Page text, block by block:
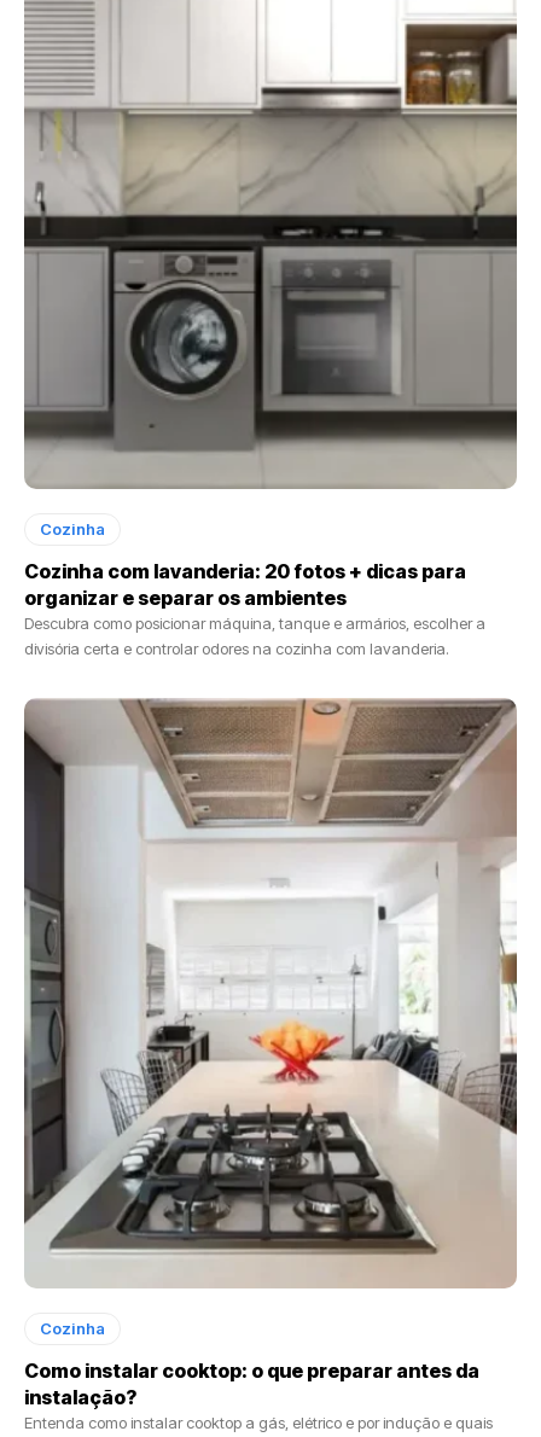
Cozinha
Cozinha com lavanderia: 20 fotos + dicas para
organizar e separar os ambientes
Descubra como posicionar máquina, tanque e armários, escolher a
divisória certa e controlar odores na cozinha com lavanderia.
Cozinha
Como instalar cooktop: o que preparar antes da
instalação?
Entenda como instalar cooktop a gás, elétrico e por indução e quais